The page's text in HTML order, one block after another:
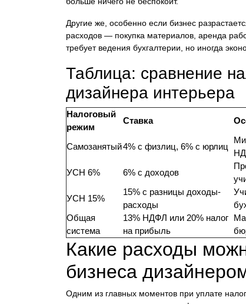
Другие же, особенно если бизнес
расходов — покупка материалов, аренда
требует ведения бухгалтерии, но иногда
Таблица: сравнение
дизайнера интерьера
Налоговый
режим
Ставка
Самозанятый4% с физлиц, 6% с юрлиц
УСН 6%
6% с доходов
УСН 15%
15% с разницы доходы-
расходы
Общая
система
13% НДФЛ или 20% налог
на прибыль
Какие расходы
бизнеса
Одним из главных моментов при уплате